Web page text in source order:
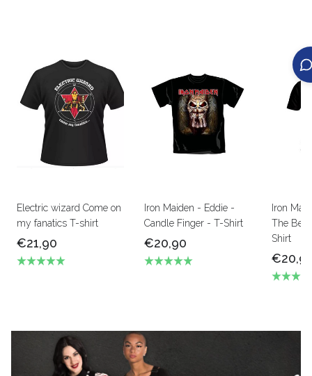
Electric wizard Come on
my fanatics T-shirt
€21,90
Iron Maiden - Eddie -
Candle Finger - T-Shirt
€20,90
Iron
The
Shirt